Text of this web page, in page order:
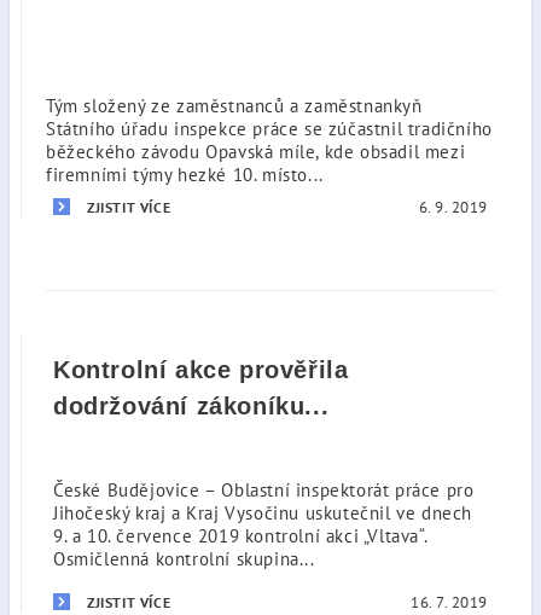
Tým složený ze zaměstnanců a zaměstnankyň
Státního úřadu inspekce práce se zúčastnil tradičního
běžeckého závodu Opavská míle, kde obsadil mezi
firemními týmy hezké 10. místo...
ZJISTIT VÍCE 6. 9. 2019
Kontrolní akce prověřila
dodržování zákoníku...
České Budějovice – Oblastní inspektorát práce pro
Jihočeský kraj a Kraj Vysočinu uskutečnil ve dnech
9. a 10. července 2019 kontrolní akci „Vltava“.
Osmičlenná kontrolní skupina...
ZJISTIT VÍCE 16. 7. 2019